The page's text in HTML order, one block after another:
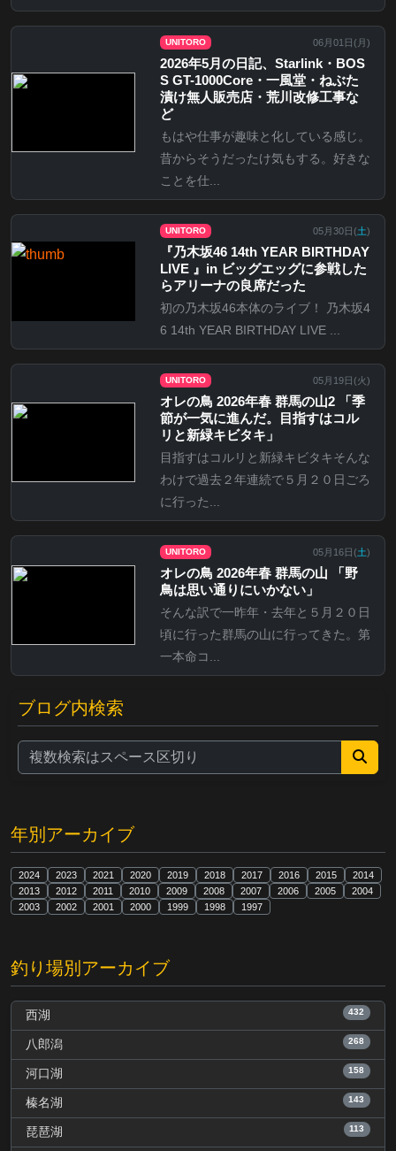
UNITORO 06月01日( 月)
2026年5月の日記、Starlink・BOS
S GT-1000Core・一風堂・ねぶた
漬け無人販売店・荒川改修工事な
ど
もはや仕事が趣味と化している感じ。
昔からそうだったけ気もする。好きな
ことを仕...
UNITORO 05月30日(土)
『乃⽊坂46 14th YEAR BIRTHDAY
LIVE 』in ビッグエッグに参戦した
らアリーナの良席だった
初の乃木坂46本体のライブ！ 乃木坂4
6 14th YEAR BIRTHDAY LIVE ...
UNITORO 05月19日(火)
オレの鳥 2026年春 群馬の山2 「季
節が一気に進んだ。目指すはコル
リと新緑キビタキ」
目指すはコルリと新緑キビタキそんな
わけで過去２年連続で５月２０日ごろ
に行った...
UNITORO 05月16日(土)
オレの鳥 2026年春 群馬の山 「野
鳥は思い通りにいかない」
そんな訳で一昨年・去年と５月２０日
頃に行った群馬の山に行ってきた。第
一本命コ...
ブログ内検索
年別アーカイブ
2024 2023 2021 2020 2019 2018 2017 2016 2015
2014
2013
2012 2011 2010 2009 2008 2007 2006 2005
2004
2003
2002 2001 2000 1999 1998 1997
釣り場別アーカイブ
西湖 432
八郎潟 268
河口湖 158
榛名湖 143
琵琶湖 113